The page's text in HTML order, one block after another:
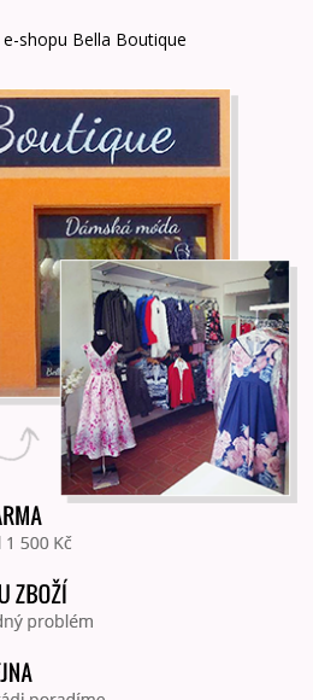
shopu Bella Boutique